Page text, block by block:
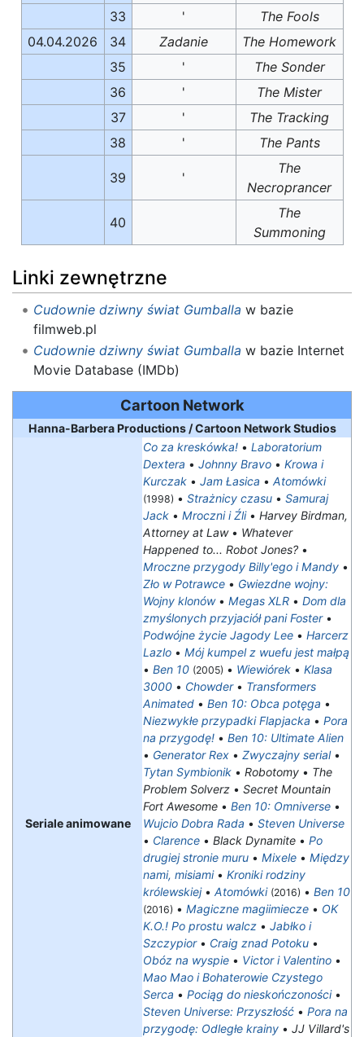
33
'
The Fools
04.04.2026
34 Zadanie
The Homework
35
'
The Sonder
36
'
The Mister
37
'
The Tracking
38
' The Pants
39 '
The
Necroprancer
40
The
Summoning
Linki zewnętrzne
Cudownie dziwny świat Gumballa w bazie
filmweb.pl
Cudownie dziwny świat Gumballa w bazie Internet
Movie Database (IMDb)
Cartoon Network
Hanna-Barbera Productions / Cartoon Network Studios
Seriale animowane
Co za kreskówka! • Laboratorium
Dextera • Johnny Bravo • Krowa i
Kurczak • Jam Łasica • Atomówki
(1998) • Strażnicy czasu • Samuraj
Jack • Mroczni i Źli• Harvey Birdman,
Attorney at Law• Whatever
Happened to... Robot Jones? •
Mroczne przygody Billy'ego i Mandy •
Zło w Potrawce • Gwiezdne wojny:
Wojny klonów• Megas XLR • Dom dla
zmyślonych przyjaciół pani Foster•
Podwójne życie Jagody Lee • Harcerz
Lazlo • Mój kumpel z wuefu jest małpą
• Ben 10 (2005) • Wiewiórek • Klasa
3000 • Chowder• Transformers
Animated • Ben 10: Obca potęga •
Niezwykłe przypadki Flapjacka • Pora
na przygodę! • Ben 10: Ultimate Alien
• Generator Rex • Zwyczajny serial•
Tytan Symbionik • Robotomy • The
Problem Solverz • Secret Mountain
Fort Awesome • Ben 10: Omniverse •
Wujcio Dobra Rada • Steven Universe
• Clarence • Black Dynamite • Po
drugiej stronie muru • Mixele • Między
nami, misiami• Kroniki rodziny
królewskiej• Atomówki (2016) • Ben 10
(2016) • Magiczne magiimiecze • OK
K.O.! Po prostu walcz • Jabłko i
Szczypior• Craig znad Potoku •
Obóz na wyspie • Victor i Valentino •
Mao Mao i Bohaterowie Czystego
Serca • Pociąg do nieskończoności•
Steven Universe: Przyszłość • Pora na
przygodę: Odległe krainy • JJ Villard's